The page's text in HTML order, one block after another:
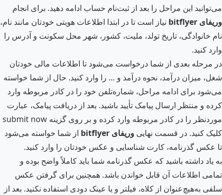
می‌توانید این مراحل را بعد از ثبت‌نام حساب ادامه دهید. برای انجام
وریفای bitflyer نیاز است تا در ابتدا اطلاعات هویتی خودتان مانند نام،
نام خانوادگی، تاریخ تولد، ملیت، کشور، شهر محل سکونت و آدرس را
وارد کنید.
در مرحله بعدی از شما درخواست می‌شود تا اطلاعات مالی خودتان
شغل، میزان درآمد، نحوه درآمد و … را وارد کنید. حال از شما خواسته
می‌شود برای ادامه مراحل، شماره‌تلفن خود را در کادر مربوطه وارد
کرده و منتظر ارسال پیامک تأیید باشید. بعد از دریافت پیامک، عبارت
موردنظر را در کادر مربوطه وارد کرده و بر روی گزینه submit now
کلیک کنید. در قسمت نهایی وریفای bitflyer از شما خواسته می‌شود
تا عکس گذرنامه، کارت شناسایی و عکس خودتان را وارد کنید.
به یاد داشته باشید که عکس گذرنامه شما باید کاملاً واضح بوده و
تمامی اطلاعات آن قابل خواندن باشد. همچنین برای گرفتن عکس
سلفی به‌هیچ‌عنوان از کلاه، فیلتر و یا عینک دودی استفاده نکنید. بعد از